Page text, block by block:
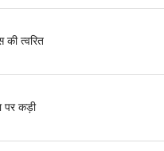
की त्वरित
पर कड़ी